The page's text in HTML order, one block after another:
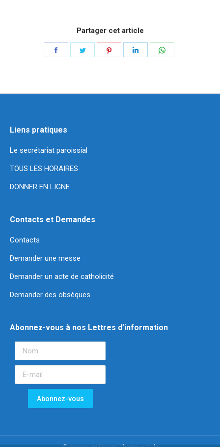
Partager cet article
Liens pratiques
Le secrétariat paroissial
TOUS LES HORAIRES
DONNER EN LIGNE
Contacts et Demandes
Contacts
Demander une messe
Demander un acte de catholicité
Demander des obsèques
Abonnez-vous à nos Lettres d’information